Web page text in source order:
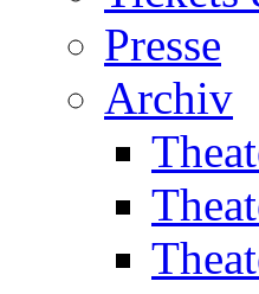
Presse
Archiv